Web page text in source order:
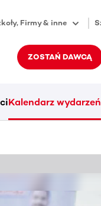
Firmy & inne
ZOSTAŃ DAWCĄ
Kalendarz wydarzeń